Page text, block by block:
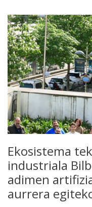
Ekosistema
industriala
adimen
aurrera